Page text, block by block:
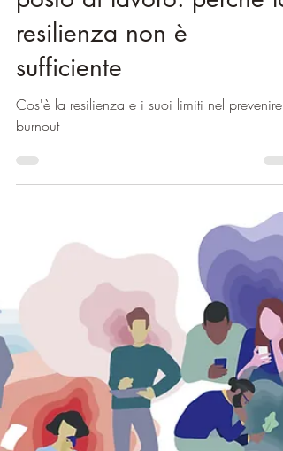
Dr.ssa Enrica Chiaravalle
17 giu 2024
Tempo di lettura: 6 min
Resilienza
Prevenire il burnout sul
posto di lavoro: perché la
resilienza non è
Cos'è la resilienza e i suoi limiti nel prevenire il
burnout